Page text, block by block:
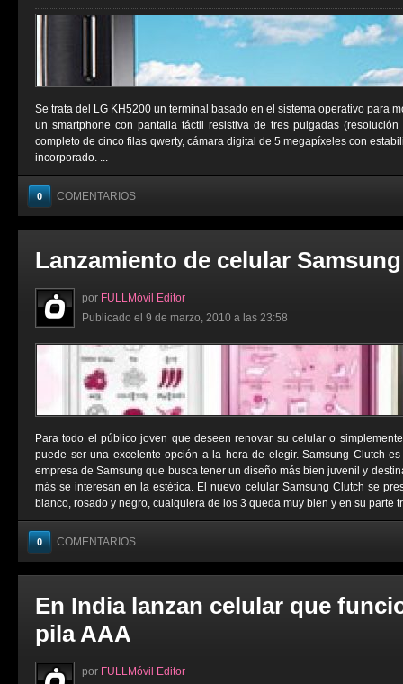
Se trata del LG KH5200 un terminal basado en el sistema operativo para
un smartphone con pantalla táctil resistiva de tres pulgadas
completo de cinco filas qwerty, cámara digital de 5 megapíxeles con
incorporado. ...
0 COMENTARIOS
Lanzamiento de celular
por FULLMóvil Editor
Publicado el 9 de marzo, 2010 a las 23:58
Para todo el público joven que deseen renovar su celular o
puede ser una excelente opción a la hora de elegir. Samsung Clutch
empresa de Samsung que busca tener un diseño más bien juvenil y
más se interesan en la estética. El nuevo celular Samsung Clutch se
blanco, rosado y negro, cualquiera de los 3 queda muy bien y en su parte
0 COMENTARIOS
En India lanzan celular que
pila AAA
por FULLMóvil Editor